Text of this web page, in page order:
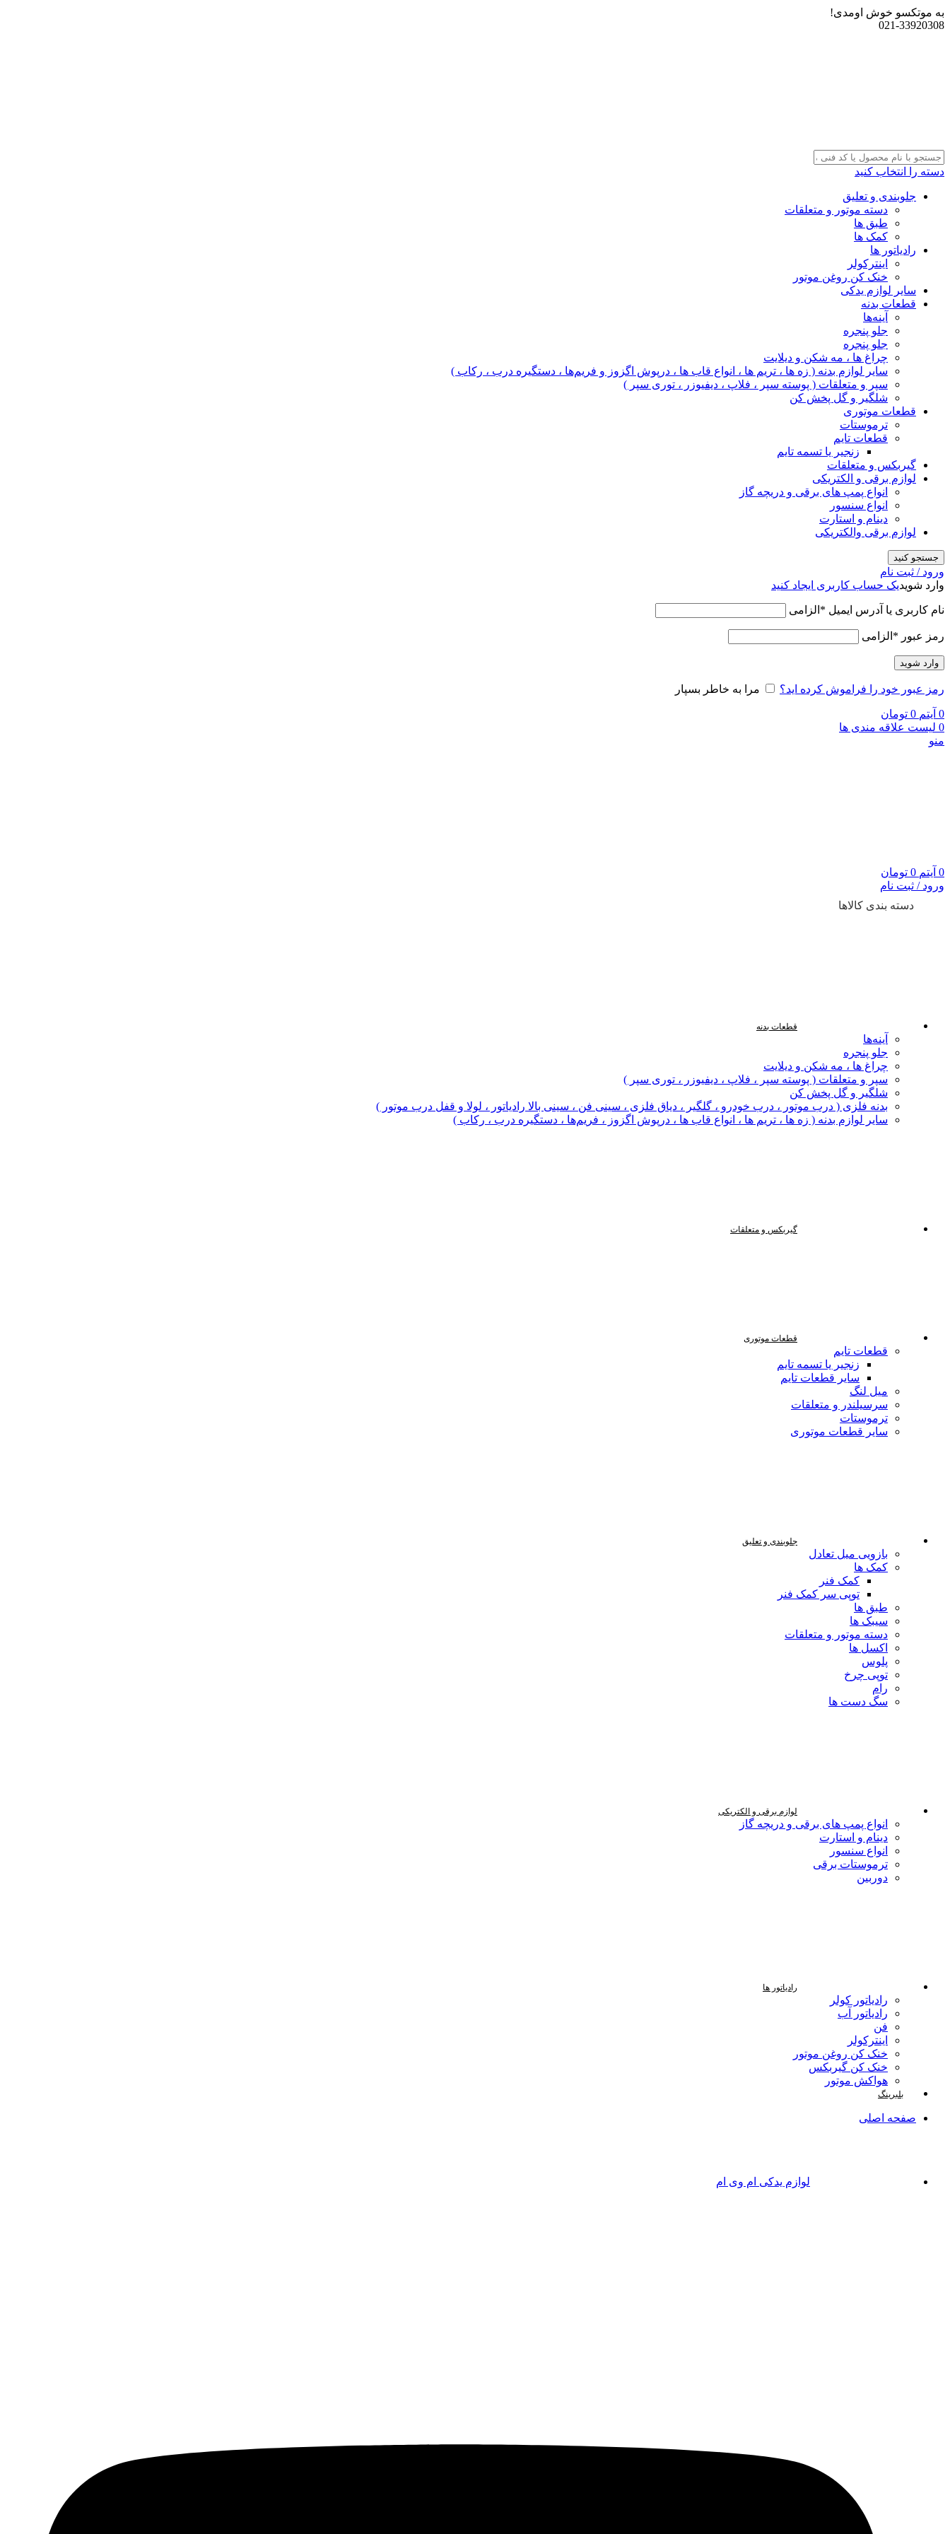
به موتکسو خوش اومدی!
021-33920308
دسته را انتخاب کنید
جلوبندی و تعلیق
دسته موتور و متعلقات
طبق ها
کمک ها
رادیاتور ها
اینترکولر
خنک کن روغن موتور
سایر لوازم یدکی
قطعات بدنه
آینه‌ها
جلو پنجره
جلو پنجره
چراغ‌ ها ، مه‌ شکن و دیلایت
سایر لوازم بدنه ( زه ها ، تریم ها ، انواع قاب ها ، درپوش اگزوز و فریم‌ها ، دستگیره درب ، رکاب )
سپر و متعلقات ( پوسته سپر ، فلاپ ، دیفیوزر ، توری سپر )
شلگیر و گل‌ پخش‌ کن
قطعات موتوری
ترموستات
قطعات تایم
زنجیر یا تسمه تایم
گیربکس و متعلقات
لوازم برقی و الکتریکی
انواع پمپ های برقی و دریچه گاز
انواع سنسور
دینام و استارت
لوازم برقی والکتریکی
جستجو کنید
ورود / ثبت نام
وارد شویدیک حساب کاربری ایجاد کنید
نام کاربری یا آدرس ایمیل * الزامی
رمز عبور * الزامی
وارد شوید
رمز عبور خود را فراموش کرده اید؟ مرا به خاطر بسپار
0 آیتم 0 تومان
0 لیست علاقه مندی ها
منو
0 آیتم 0 تومان
ورود / ثبت نام
دسته بندی کالاها
قطعات بدنه
آینه‌ها
جلو پنجره
چراغ‌ ها ، مه‌ شکن و دیلایت
سپر و متعلقات ( پوسته سپر ، فلاپ ، دیفیوزر ، توری سپر )
شلگیر و گل‌ پخش‌ کن
بدنه فلزی ( درب موتور ، درب خودرو ، گلگیر ، دیاق فلزی ، سینی فن ، سینی بالا رادیاتور ، لولا و قفل درب موتور )
سایر لوازم بدنه ( زه ها ، تریم ها ، انواع قاب ها ، درپوش اگزوز ، فریم‌ها ، دستگیره درب ، رکاب )
گیربکس و متعلقات
قطعات موتوری
قطعات تایم
زنجیر یا تسمه تایم
سایر قطعات تایم
میل لنگ
سرسیلندر و متعلقات
ترموستات
سایر قطعات موتوری
جلوبندی و تعلیق
بازویی میل تعادل
کمک ها
کمک فنر
توپی سر کمک فنر
طبق ها
سیبک ها
دسته موتور و متعلقات
اکسل ها
پلوس
توپی چرخ
رام
سگ دست ها
لوازم برقی و الکتریکی
انواع پمپ های برقی و دریچه گاز
دینام و استارت
انواع سنسور
ترموستات برقی
دوربین
رادیاتور ها
رادیاتور کولر
رادیاتور آب
فن
اینترکولر
خنک کن روغن موتور
خنک کن گیربکس
هواکش موتور
بلبرینگ
صفحه اصلی
لوازم یدکی ام وی ام